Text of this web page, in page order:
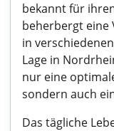
bekannt für
beherbergt eine
in
Lage in
nur eine
sondern auch
Das tägliche